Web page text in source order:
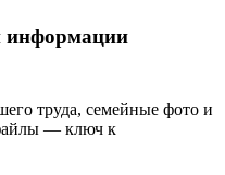
информации
труда, семейные фото и
— ключ к